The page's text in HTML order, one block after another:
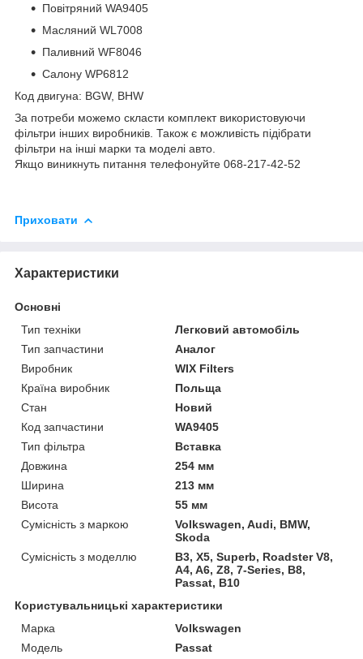
Повітряний WA9405
Масляний WL7008
Паливний WF8046
Салону WP6812
Код двигуна: BGW, BHW
За потреби можемо скласти комплект використовуючи
фільтри інших виробників. Також є можливість підібрати
фільтри на інші марки та моделі авто.
Якщо виникнуть питання телефонуйте 068-217-42-52
Приховати
Характеристики
Основні
Тип техніки
Легковий автомобіль
Тип запчастини
Аналог
Виробник
WIX Filters
Країна виробник
Польща
Стан
Новий
Код запчастини
WA9405
Тип фільтра
Вставка
Довжина
254 мм
Ширина
213 мм
Висота
55 мм
Сумісність з маркою
Volkswagen, Audi, BMW,
Skoda
Сумісність з моделлю
B3, X5, Superb, Roadster V8,
A4, A6, Z8, 7-Series, B8,
Passat, B10
Користувальницькі характеристики
Марка
Volkswagen
Модель
Passat